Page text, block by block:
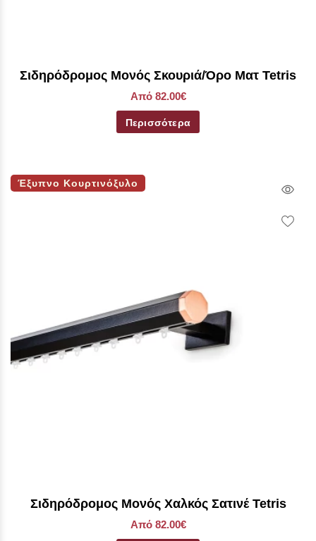
Σιδηρόδρομος Μονός Σκουριά/Όρο Ματ Tetris
Από 82.00€
Περισσότερα
Έξυπνο Κουρτινόξυλο
Σιδηρόδρομος Μονός Χαλκός Σατινέ Tetris
Από 82.00€